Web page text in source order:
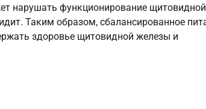
нарушать функционирование щитовидной
Таким образом, сбалансированное
здоровье щитовидной железы и